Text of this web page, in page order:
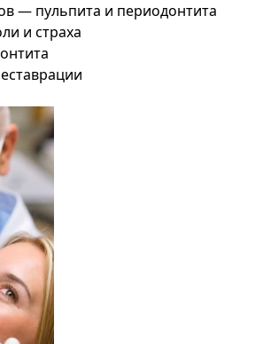
— пульпита и периодонтита
и страха